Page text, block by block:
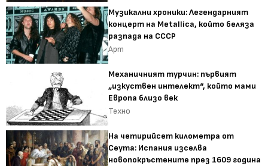
Музикални хроники: Легендарният
концерт на Metallica, който беляза
разпада на СССР
Арт
Механичният турчин: първият
„изкуствен интелект“, който мами
Европа близо век
Техно
На четирийсет километра от
Сеута: Испания изселва
новопокръстените през 1609 година